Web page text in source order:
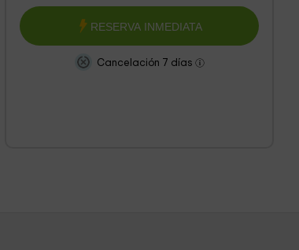
RESERVA INMEDIATA
Cancelación 7 días